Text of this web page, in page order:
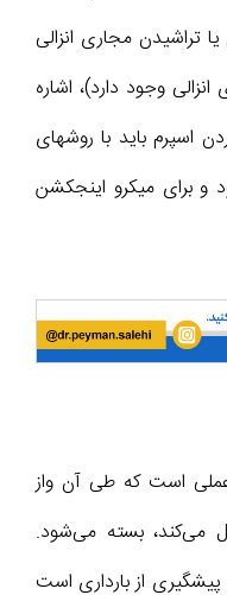
تراشیدن مجاری انزالی
وجود دارد)، اشاره
اسپرم باید با روشهای
و برای میکرو اینجکشن
عملی است که طی آن واز
می‌کند، بسته می‌شود.
از بارداری است